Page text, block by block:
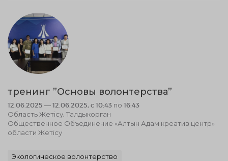
тренинг ”Основы волонтерства”
12.06.2025 — 12.06.2025, c 10:43 по 16:43
Область Жетісу, Талдыкорган
Общественное Объединение «Алтын Адам креатив центр»
области Жетісу
Экологическое волонтерство